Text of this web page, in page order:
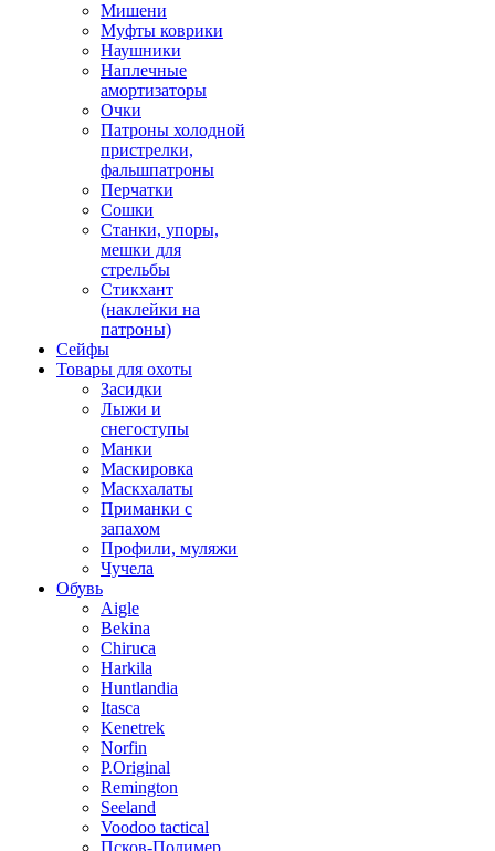
Мишени
Муфты коврики
Наушники
Наплечные
амортизаторы
Очки
Патроны холодной
пристрелки,
фальшпатроны
Перчатки
Сошки
Станки, упоры,
мешки для
стрельбы
Стикхант
(наклейки на
патроны)
Сейфы
Товары для охоты
Засидки
Лыжи и
снегоступы
Манки
Маскировка
Маскхалаты
Приманки с
запахом
Профили, муляжи
Чучела
Обувь
Aigle
Bekina
Chiruсa
Harkila
Huntlandia
Itasca
Kenetrek
Norfin
P.Original
Remington
Seeland
Voodoo tactical
Псков-Полимер